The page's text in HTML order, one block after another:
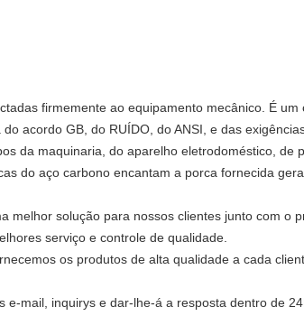
firmemente ao equipamento mecânico. É
acordo GB, do RUÍDO, do ANSI, e das
da maquinaria, do aparelho eletrodoméstico, de
do aço carbono encantam a porca fornecida
melhor solução para nossos clientes junto com o
serviço e controle de qualidade.
os produtos de alta qualidade a cada
mail, inquirys e dar-lhe-á a resposta dentro de